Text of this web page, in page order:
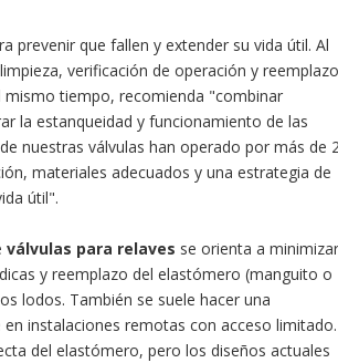
prevenir que fallen y extender su vida útil. Al
verificación de operación y reemplazo
mismo tiempo, recomienda "combinar
la estanqueidad y funcionamiento de las
nuestras válvulas han operado por más de
materiales adecuados y una estrategia de
útil".
válvulas para relaves se orienta a minimizar
y reemplazo del elastómero (manguito o
lodos. También se suele hacer una
instalaciones remotas con acceso
del elastómero, pero los diseños actuales